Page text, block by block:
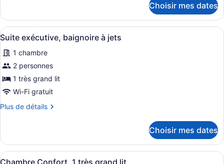
2
lits
jumeaux
Chambre
traditionnelle,
2
jumeaux
Choisir mes dates
Afficher
toutes
les
photos
pour
ce
de
exécutive,
baignoire
Une salle de bain moderne dotée
2
Suite exécutive, baignoire à jets
1 chambre
2 personnes
1 très grand lit
Wi-Fi gratuit
Plus de détails
Plus
Suite
exécutive,
baignoire
Choisir mes dates
Afficher
Une chambre d’hôtel
3